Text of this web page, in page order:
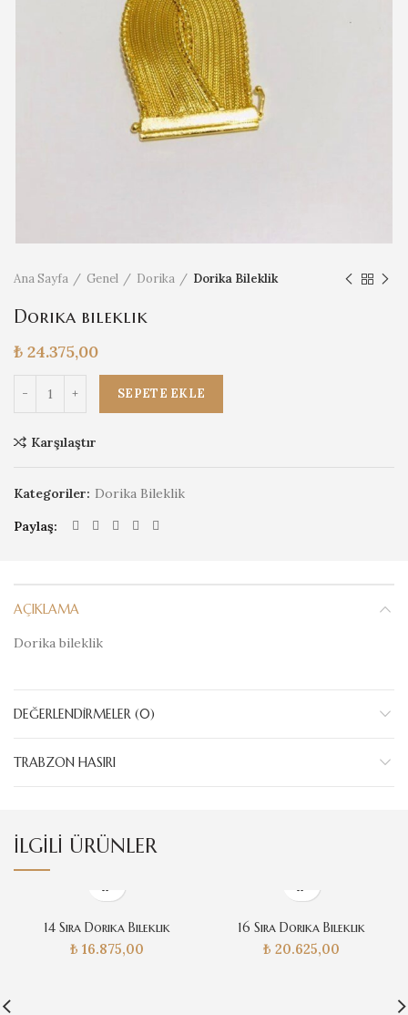
Ana Sayfa Genel Dorika Dorika Bileklik
Dorika bileklik
₺ 24.375,00
SEPETE EKLE
Karşılaştır
Kategoriler: Dorika Bileklik
Paylaş
AÇIKLAMA
Dorika bileklik
DEĞERLENDIRMELER (0)
TRABZON HASIRI
İLGILI ÜRÜNLER
14 Sıra Dorika Bileklik
₺ 16.875,00
16 Sıra Dorika Bileklik
₺ 20.625,00